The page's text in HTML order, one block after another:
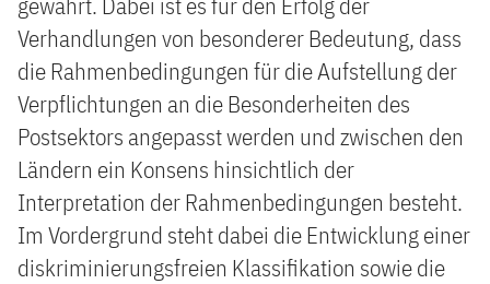
Verhandlungen von besonderer Bedeutung, dass
die Rahmenbedingungen für die Aufstellung der
Verpflichtungen an die Besonderheiten des
Postsektors angepasst werden und zwischen den
Ländern ein Konsens hinsichtlich der
Interpretation der Rahmenbedingungen besteht.
Im Vordergrund steht dabei die Entwicklung einer
diskriminierungsfreien Klassifikation sowie die